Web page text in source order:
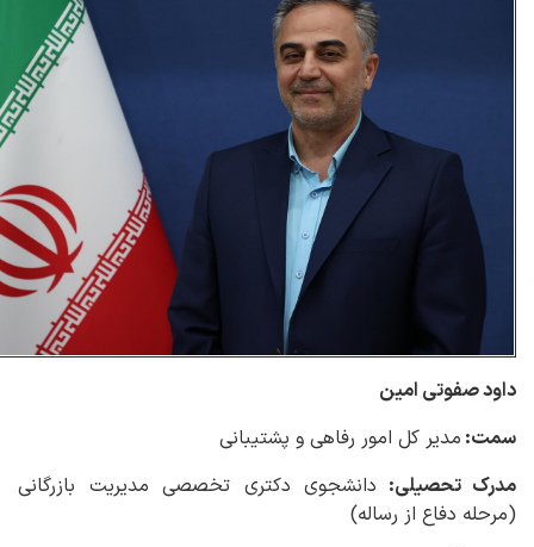
داود صفوتی امین
سمت: مدیر کل امور رفاهی و پشتیبانی
مدرک تحصیلی: دانشجوی دکتری تخصصی مدیریت بازرگانی
(مرحله دفاع از رساله)